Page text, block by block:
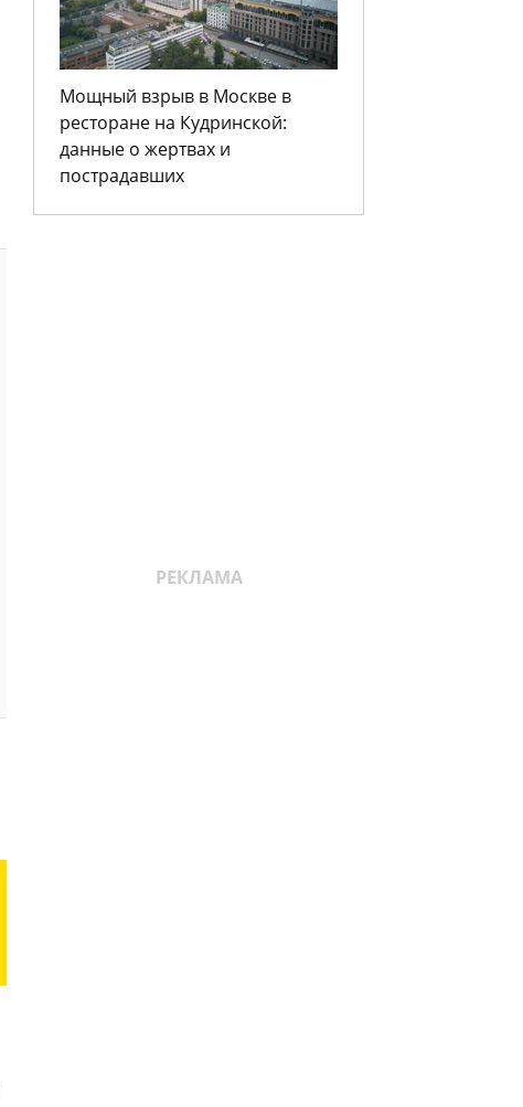
Мощный взрыв в Москве в
ресторане на Кудринской:
данные о жертвах и
пострадавших